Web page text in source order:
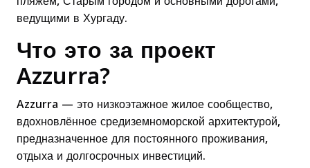
ведущими в Хургаду.
Что это за проект
Azzurra?
Azzurra — это низкоэтажное жилое сообщество,
вдохновлённое средиземноморской архитектурой,
предназначенное для постоянного проживания,
отдыха и долгосрочных инвестиций.